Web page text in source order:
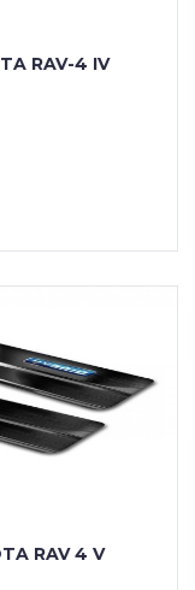
RAV-4 IV
RAV 4 V